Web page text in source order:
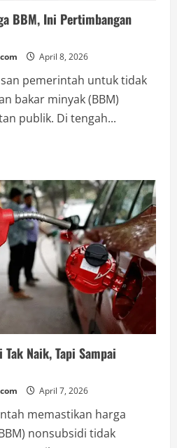
BBM, Ini Pertimbangan
April 8, 2026
pemerintah untuk tidak
bakar minyak (BBM)
publik. Di tengah...
Naik, Tapi Sampai
April 7, 2026
memastikan harga
nonsubsidi tidak